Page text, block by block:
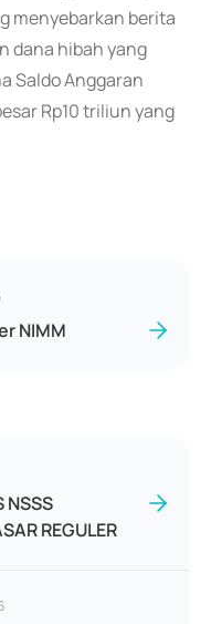
menyebarkan berita
dana hibah yang
Saldo Anggaran
Rp10 triliun yang
NIMM
NSSS
REGULER